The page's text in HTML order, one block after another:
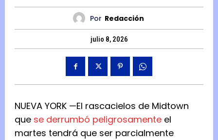
Por Redacción
julio 8, 2026
NUEVA YORK —El rascacielos de Midtown
que se derrumbó peligrosamente el
martes tendrá que ser parcialmente